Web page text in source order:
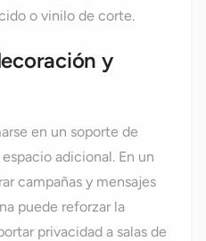
o vinilo de corte.
y
en un soporte de
adicional. En un
campañas y mensajes
puede reforzar la
privacidad a salas de